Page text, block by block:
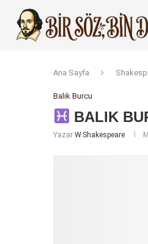
Ana Sayfa
Balık Burcu
BALIK
Yazar W.Shakespeare